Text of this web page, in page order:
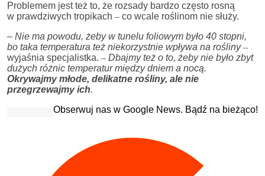
Problemem jest też to, że rozsady bardzo często rosną
w prawdziwych tropikach – co wcale roślinom nie służy.
– Nie ma powodu, żeby w tunelu foliowym było 40 stopni,
bo taka temperatura też niekorzystnie wpływa na rośliny –
wyjaśnia specjalistka. – Dbajmy też o to, żeby nie było zbyt
dużych różnic temperatur między dniem a nocą.
Okrywajmy młode, delikatne rośliny, ale nie
przegrzewajmy ich.
Obserwuj nas w Google News. Bądź na bieżąco!